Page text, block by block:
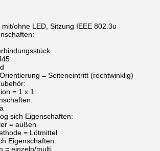
ohne LED, Sitzung IEEE 802.3u
= Seiteneintritt (rechtwinklig)
= 1 x 1
sich Eigenschaften:
= außen
= Lötmittel
Eigenschaften:
= einzeln/multi